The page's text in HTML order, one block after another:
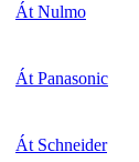
Át Nulmo
Át Panasonic
Át Schneider